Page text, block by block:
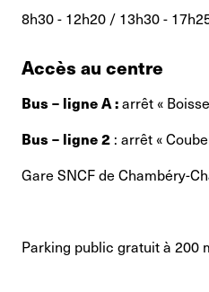
8h30 - 12h20 / 13h30 -
Accès au centre
Bus – ligne A :arrêt «
Bus – ligne 2 : arrêt «
Gare SNCF de Chambéry-
Parking public gratuit à 200